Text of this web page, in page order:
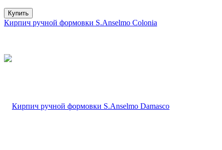
Купить
Кирпич ручной формовки S.Anselmo Colonia